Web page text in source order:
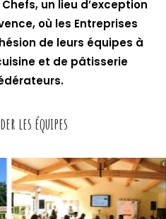
un lieu d’exception
où les Entreprises
de leurs équipes à
et de pâtisserie
les équipes